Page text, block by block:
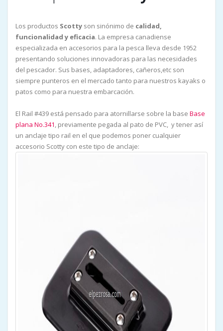
Los productos Scotty son sinónimo de calidad,
funcionalidad y eficacia. La empresa canadiense
especializada en accesorios para la pesca lleva desde 1952
presentando soluciones innovadoras para las necesidades
del pescador. Sus bases, adaptadores, cañeros,etc son
siempre punteros en el mercado tanto para nuestros kayaks o
patos como para nuestra embarcación.
El Rail #439 está pensado para atornillarse sobre la base Base
plana No.341, previamente pegada al pato de PVC, y tener así
un anclaje tipo rail en el que podemos poner cualquier
accesorio Scotty con este tipo de anclaje: